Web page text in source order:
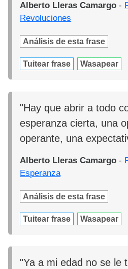
Alberto Lleras Camargo -
Revoluciones
Análisis de esta frase
Tuitear frase Wasapear
"Hay que abrir a todo
esperanza cierta, una
operante, una
Alberto Lleras Camargo -
Esperanza
Análisis de esta frase
Tuitear frase Wasapear
"Ya a mi edad no se le